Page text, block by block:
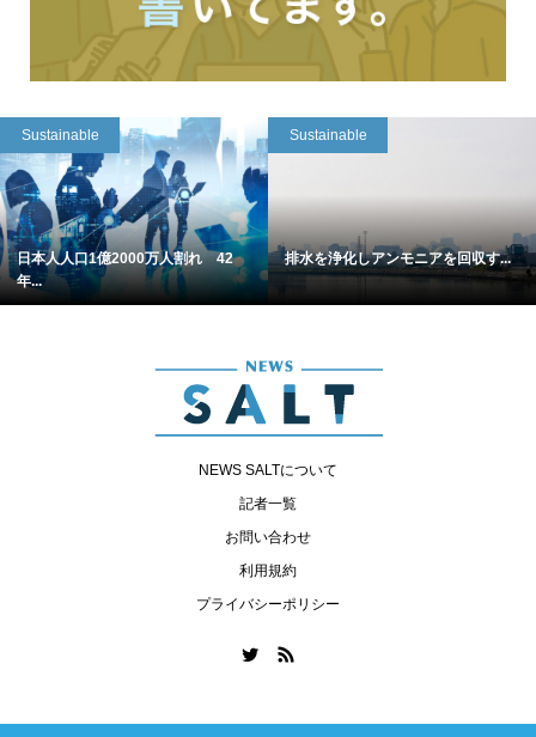
Sustainable
日本人人口1億2000万人割れ 42
年...
Sustainable
排水を浄化しアンモニアを回収す...
NEWS SALTについて
記者一覧
お問い合わせ
利用規約
プライバシーポリシー